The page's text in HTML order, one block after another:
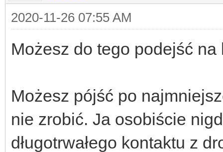
2020-11-26 07:55 AM
Możesz do tego podejść na
Możesz pójść po
nie zrobić. Ja osobiście
długotrwałego kontaktu z